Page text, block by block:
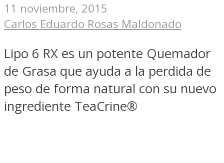
11 noviembre, 2015
Carlos Eduardo Rosas Maldonado
Lipo 6 RX es un potente Quemador
de Grasa que ayuda a la perdida de
peso de forma natural con su nuevo
ingrediente TeaCrine®